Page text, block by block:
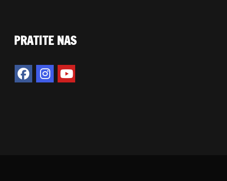
PRATITE NAS